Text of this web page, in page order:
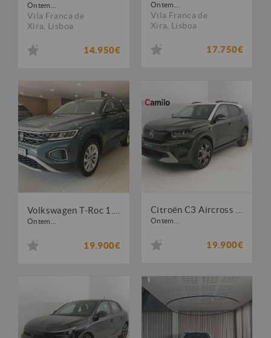
Ontem...
Vila Franca de
Xira Lisboa
14.950€
Ontem...
Vila Franca de
Xira Lisboa
17.750€
Ontem...
19.900€
Ontem...
19.900€